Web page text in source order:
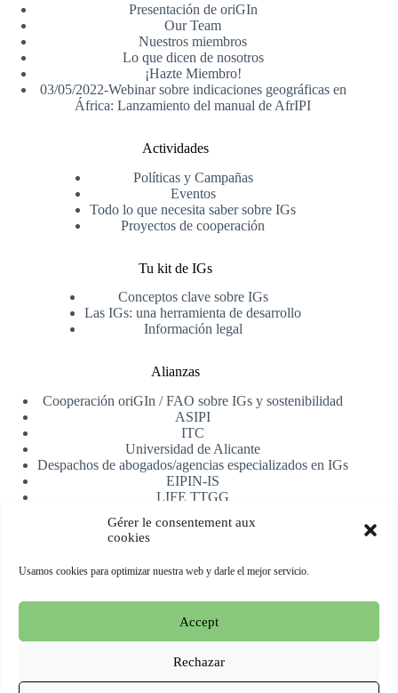
Gérer le consentement aux
cookies
Usamos cookies para optimizar nuestra web y darle el mejor servicio.
Accept
Rechazar
Presentación de oriGIn
Our Team
Nuestros miembros
Lo que dicen de nosotros
¡Hazte Miembro!
03/05/2022-Webinar sobre indicaciones geográficas en
África: Lanzamiento del manual de AfrIPI
Actividades
Políticas y Campañas
Eventos
Todo lo que necesita saber sobre IGs
Proyectos de cooperación
Tu kit de IGs
Conceptos clave sobre IGs
Las IGs: una herramienta de desarrollo
Información legal
Alianzas
Cooperación oriGIn / FAO sobre IGs y sostenibilidad
ASIPI
ITC
Universidad de Alicante
Despachos de abogados/agencias especializados en IGs
EIPIN-IS
LIFE TTGG
Registrarse
Copyright © 2026 oriGIn | Organization for an International
Geographical Indications Network -Web alojada y manejada